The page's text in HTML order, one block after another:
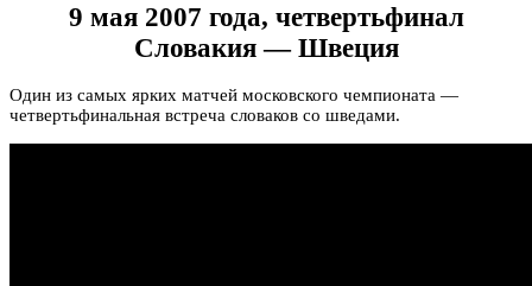
9 мая 2007 года, четвертьфинал
Словакия — Швеция
Один из самых ярких матчей московского чемпионата —
четвертьфинальная встреча словаков со шведами.